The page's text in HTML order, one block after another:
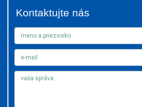
Kontaktujte nás